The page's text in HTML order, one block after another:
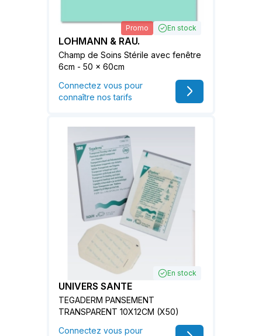
Promo En stock
LOHMANN & RAU.
Champ de Soins Stérile avec fenêtre
6cm - 50 x 60cm
Connectez vous pour
connaître nos tarifs
En stock
UNIVERS SANTE
TEGADERM PANSEMENT
TRANSPARENT 10X12CM (X50)
Connectez vous pour